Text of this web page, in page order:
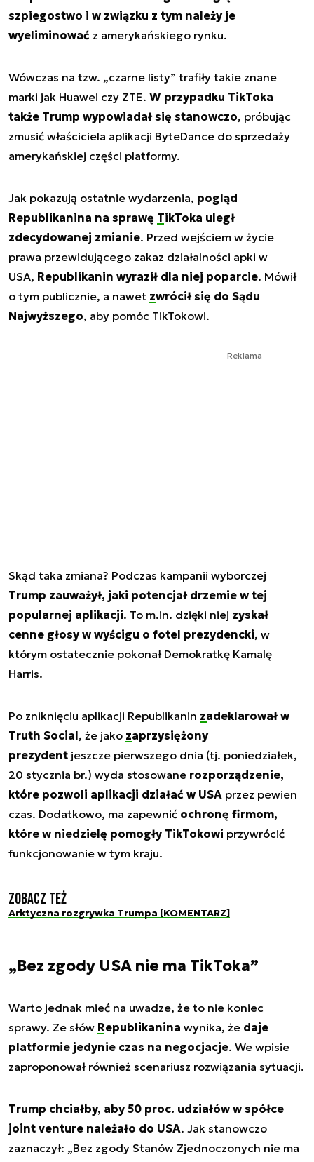
szpiegostwo i w związku z tym należy je
wyeliminować z amerykańskiego rynku.
Wówczas na tzw. „czarne listy” trafiły takie znane
marki jak Huawei czy ZTE. W przypadku TikToka
także Trump wypowiadał się stanowczo, próbując
zmusić właściciela aplikacji ByteDance do sprzedaży
amerykańskiej części platformy.
Jak pokazują ostatnie wydarzenia, pogląd
Republikanina na sprawę TikToka uległ
zdecydowanej zmianie. Przed wejściem w życie
prawa przewidującego zakaz działalności apki w
USA, Republikanin wyraził dla niej poparcie. Mówił
o tym publicznie, a nawet zwrócił się do Sądu
Najwyższego, aby pomóc TikTokowi.
Reklama
Skąd taka zmiana? Podczas kampanii wyborczej
Trump zauważył, jaki potencjał drzemie w tej
popularnej aplikacji. To m.in. dzięki niej zyskał
cenne głosy w wyścigu o fotel prezydencki, w
którym ostatecznie pokonał Demokratkę Kamalę
Harris.
Po zniknięciu aplikacji Republikanin zadeklarował w
Truth Social, że jako zaprzysiężony
prezydent jeszcze pierwszego dnia (tj. poniedziałek,
20 stycznia br.) wyda stosowane rozporządzenie,
które pozwoli aplikacji działać w USA przez pewien
czas. Dodatkowo, ma zapewnić ochronę firmom,
które w niedzielę pomogły TikTokowi przywrócić
funkcjonowanie w tym kraju.
Zobacz też
Arktyczna rozgrywka Trumpa [KOMENTARZ]
„Bez zgody USA nie ma TikToka”
Warto jednak mieć na uwadze, że to nie koniec
sprawy. Ze słów Republikanina wynika, że daje
platformie jedynie czas na negocjacje. We wpisie
zaproponował również scenariusz rozwiązania sytuacji.
Trump chciałby, aby 50 proc. udziałów w spółce
joint venture należało do USA. Jak stanowczo
zaznaczył: „Bez zgody Stanów Zjednoczonych nie ma